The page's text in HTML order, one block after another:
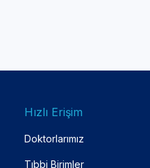
Hızlı Erişim
Doktorlarımız
Tıbbi Birimler